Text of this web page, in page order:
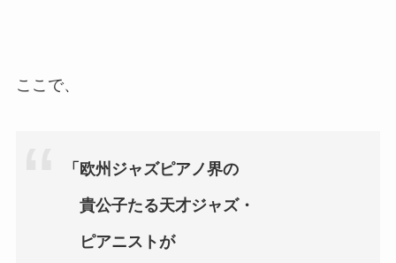
ここで、
「欧州ジャズピアノ界の
貴公子たる天才ジャズ・
ピアニストが